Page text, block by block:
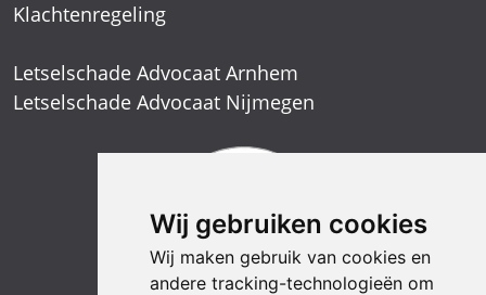
Wij gebruiken cookies
Wij maken gebruik van cookies en
andere tracking-technologieën om
Klachtenregeling
Letselschade Advocaat Arnhem
Letselschade Advocaat Nijmegen